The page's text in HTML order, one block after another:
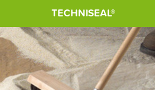
TECHNISEAL®